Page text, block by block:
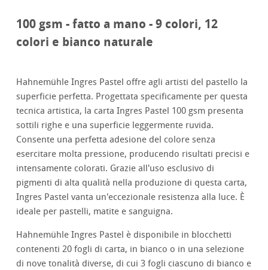
100 gsm - fatto a mano - 9 colori, 12
colori e bianco naturale
Hahnemühle Ingres Pastel offre agli artisti del pastello la
superficie perfetta. Progettata specificamente per questa
tecnica artistica, la carta Ingres Pastel 100 gsm presenta
sottili righe e una superficie leggermente ruvida.
Consente una perfetta adesione del colore senza
esercitare molta pressione, producendo risultati precisi e
intensamente colorati. Grazie all'uso esclusivo di
pigmenti di alta qualità nella produzione di questa carta,
Ingres Pastel vanta un'eccezionale resistenza alla luce. È
ideale per pastelli, matite e sanguigna.
Hahnemühle Ingres Pastel è disponibile in blocchetti
contenenti 20 fogli di carta, in bianco o in una selezione
di nove tonalità diverse, di cui 3 fogli ciascuno di bianco e